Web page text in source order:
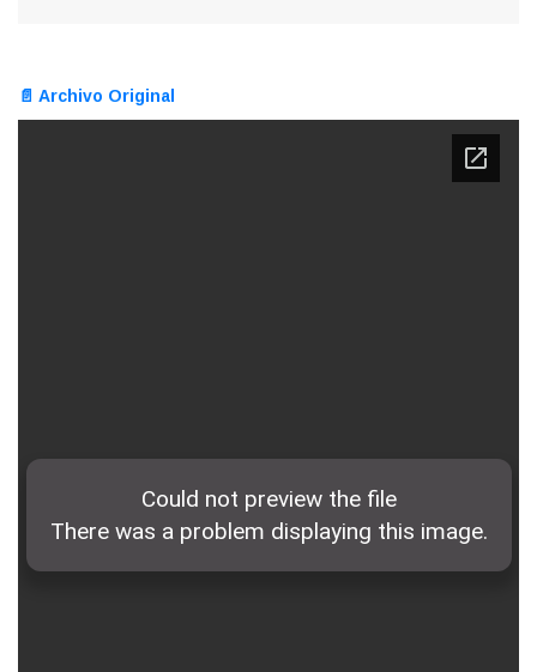
📄 Archivo Original